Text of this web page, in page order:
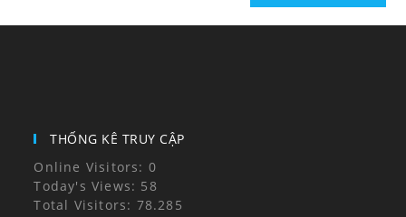
THỐNG KÊ TRUY CẬP
Online Visitors: 0
Today's Views: 58
Total Visitors: 78.285